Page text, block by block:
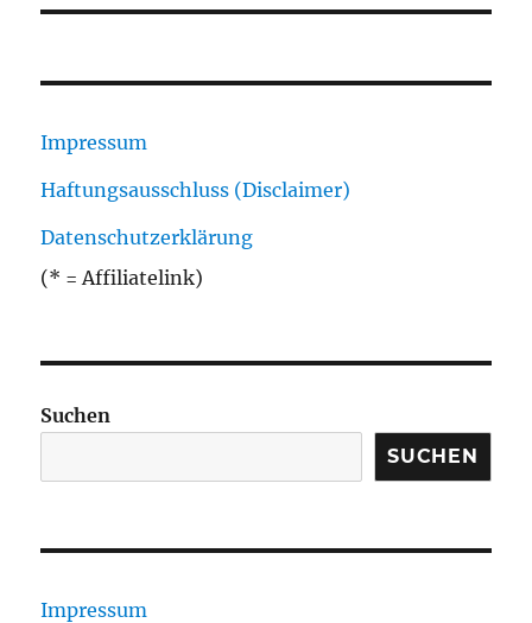
Impressum
Haftungsausschluss (Disclaimer)
Datenschutzerklärung
(* = Affiliatelink)
Suchen
SUCHEN
Impressum